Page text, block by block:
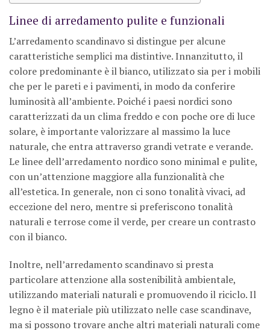
Linee di arredamento pulite e funzionali
L’arredamento scandinavo si distingue per alcune
caratteristiche semplici ma distintive. Innanzitutto, il
colore predominante è il bianco, utilizzato sia per i mobili
che per le pareti e i pavimenti, in modo da conferire
luminosità all’ambiente. Poiché i paesi nordici sono
caratterizzati da un clima freddo e con poche ore di luce
solare, è importante valorizzare al massimo la luce
naturale, che entra attraverso grandi vetrate e verande.
Le linee dell’arredamento nordico sono minimal e pulite,
con un’attenzione maggiore alla funzionalità che
all’estetica. In generale, non ci sono tonalità vivaci, ad
eccezione del nero, mentre si preferiscono tonalità
naturali e terrose come il verde, per creare un contrasto
con il bianco.
Inoltre, nell’arredamento scandinavo si presta
particolare attenzione alla sostenibilità ambientale,
utilizzando materiali naturali e promuovendo il riciclo. Il
legno è il materiale più utilizzato nelle case scandinave,
ma si possono trovare anche altri materiali naturali come